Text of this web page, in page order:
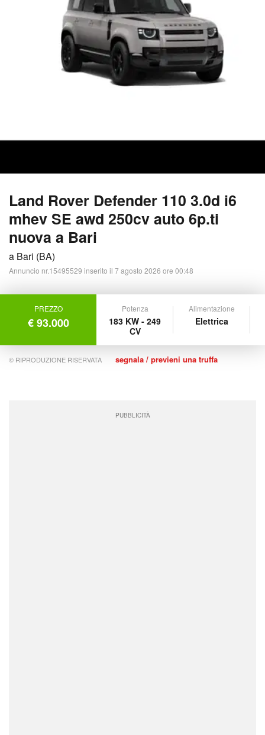
Land Rover Defender 110 3.0d i6
mhev SE awd 250cv auto 6p.ti
nuova a Bari
a Bari (BA)
Annuncio nr.15495529 inserito il 7 agosto 2026 ore 00:48
PREZZO
€ 93.000
Potenza
183 KW - 249
CV
Alimentazione
Elettrica
© RIPRODUZIONE RISERVATA segnala / previeni una truffa
PUBBLICITÀ